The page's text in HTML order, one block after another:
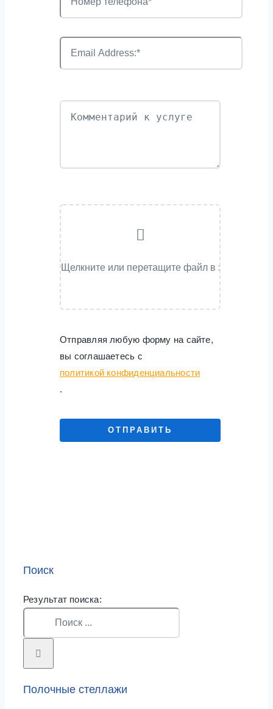
Отправляя любую форму на сайте,
вы соглашаетесь с
политикой конфиденциальности
.
ОТПРАВИТЬ
Поиск
Результат поиска:
Полочные стеллажи